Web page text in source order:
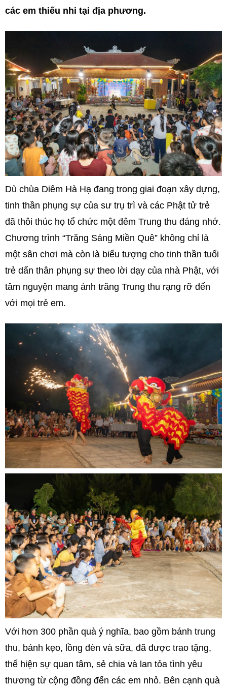
các em thiếu nhi tại địa phương.
Dù chùa Diêm Hà Hạ đang trong giai đoạn xây dựng,
tinh thần phụng sự của sư trụ trì và các Phật tử trẻ
đã thôi thúc họ tổ chức một đêm Trung thu đáng nhớ.
Chương trình “Trăng Sáng Miền Quê” không chỉ là
một sân chơi mà còn là biểu tượng cho tinh thần tuổi
trẻ dấn thân phụng sự theo lời dạy của nhà Phật, với
tâm nguyện mang ánh trăng Trung thu rạng rỡ đến
với mọi trẻ em.
Với hơn 300 phần quà ý nghĩa, bao gồm bánh trung
thu, bánh kẹo, lồng đèn và sữa, đã được trao tặng,
thể hiện sự quan tâm, sẻ chia và lan tỏa tình yêu
thương từ cộng đồng đến các em nhỏ. Bên cạnh quà